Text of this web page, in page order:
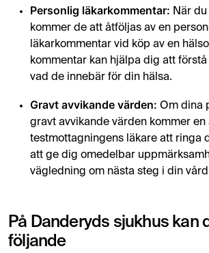
Personlig läkarkommentar: När
kommer de att åtföljas av en
läkarkommentar vid köp av en
kommentar kan hjälpa dig att
vad de innebär för din hälsa.
Gravt avvikande värden: Om dina
gravt avvikande värden kommer en
testmottagningens läkare att ringa
att ge dig omedelbar
vägledning om nästa steg i din
På Danderyds sjukhus kan
följande